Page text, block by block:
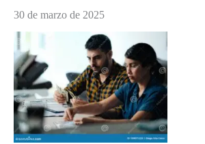
30 de marzo de 2025